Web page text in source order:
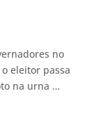
no
eleitor passa
na urna …